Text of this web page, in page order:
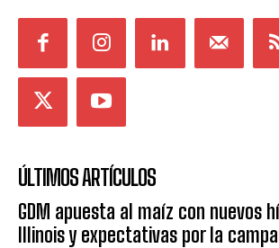
ÚLTIMOS ARTÍCULOS
GDM apuesta al maíz con nuevos
Illinois y expectativas por la